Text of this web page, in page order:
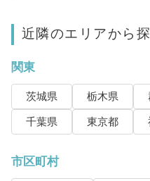
近隣のエリアから
関東
茨城県 栃木県
千葉県
東京都
市区町村